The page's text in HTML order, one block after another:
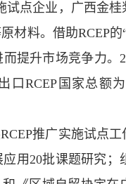
点企业，广西金桂
材料。借助RCEP
提升市场竞争力。
口RCEP国家总额
推广实施试点工
用20批课题研究；